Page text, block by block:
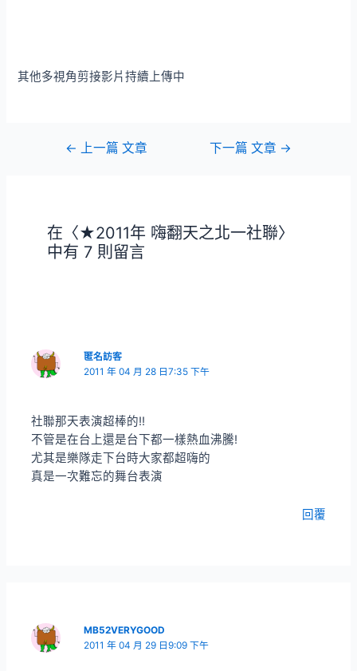
其他多視角剪接影片持續上傳中
← 上一篇 文章 下一篇 文章 →
在〈★2011年 嗨翻天之北一社聯〉
中有 7 則留言
匿名訪客
2011 年 04 月 28 日7:35 下午
社聯那天表演超棒的!!
不管是在台上還是台下都一樣熱血沸騰!
尤其是樂隊走下台時大家都超嗨的
真是一次難忘的舞台表演
回覆
MB52VERYGOOD
2011 年 04 月 29 日9:09 下午